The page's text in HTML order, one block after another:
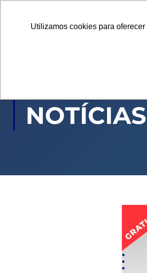
Utilizamos cookies para
NOTÍCIAS